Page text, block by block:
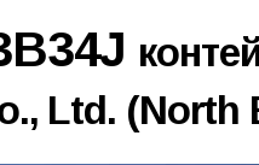
Ltd. (North